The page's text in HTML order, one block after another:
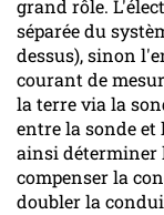
grand rôle.
séparée du
dessus), sinon
courant de
la terre via la
entre la sonde et
ainsi déterminer
compenser la
doubler la